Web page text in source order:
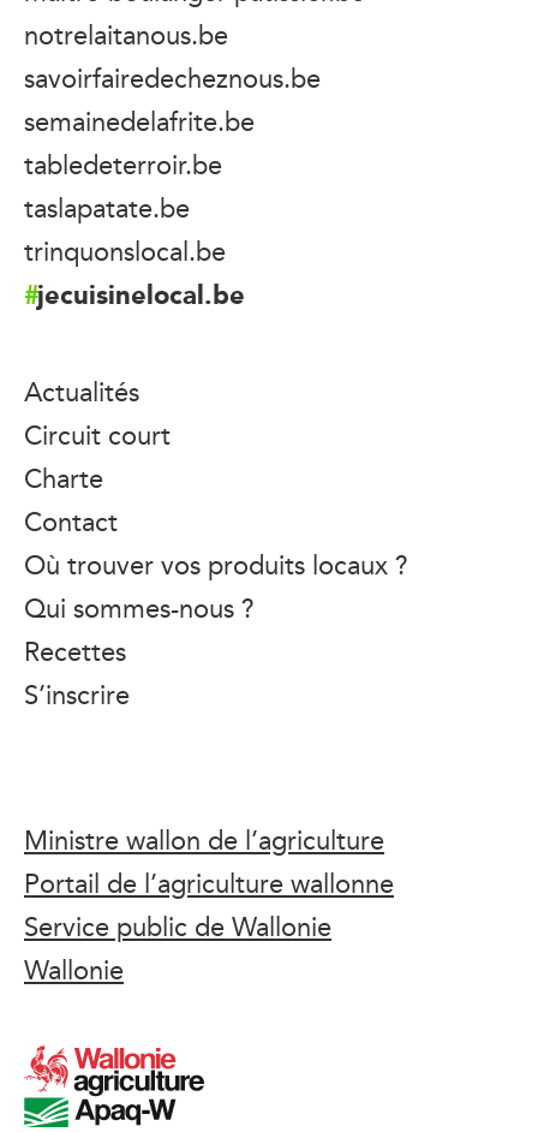
notrelaitanous.be
savoirfairedecheznous.be
semainedelafrite.be
tabledeterroir.be
taslapatate.be
trinquonslocal.be
jecuisinelocal.be
Actualités
Circuit court
Charte
Contact
Où trouver vos produits locaux ?
Qui sommes-nous ?
Recettes
S’inscrire
Ministre wallon de l’agriculture
Portail de l’agriculture wallonne
Service public de Wallonie
Wallonie